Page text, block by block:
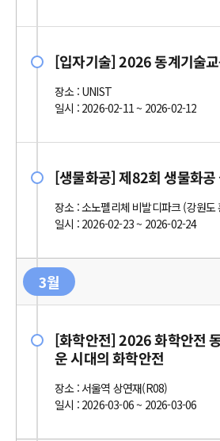
[입자기술] 2026 동계기술
장소 : UNIST
일시 : 2026-02-11 ~ 2026-02-12
[생물화공] 제82회 생물화공
장소 : 소노펠리체 비발디파크 (강원도
일시 : 2026-02-23 ~ 2026-02-24
3월
[화학안전] 2026 화학안전
운 시대의 화학안전
장소 : 서울역 상연재(R08)
일시 : 2026-03-06 ~ 2026-03-06